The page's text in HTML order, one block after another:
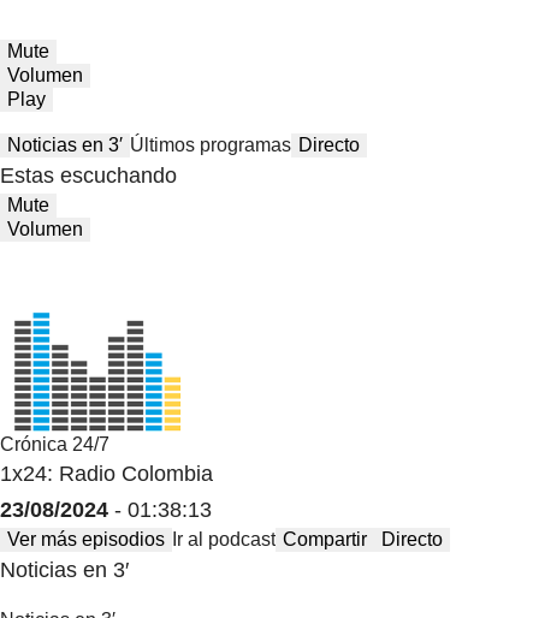
Mute
Volumen
Play
Noticias en 3′ Últimos programas Directo
Estas escuchando
Mute
Volumen
Crónica 24/7
1x24: Radio Colombia
23/08/2024 - 01:38:13
Ver más episodios Ir al podcast Compartir Directo
Noticias en 3′